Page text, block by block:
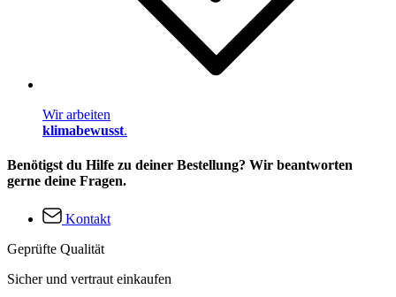
Wir arbeiten
klimabewusst.
Benötigst du Hilfe zu deiner Bestellung? Wir beantworten
gerne deine Fragen.
Kontakt
Geprüfte Qualität
Sicher und vertraut einkaufen